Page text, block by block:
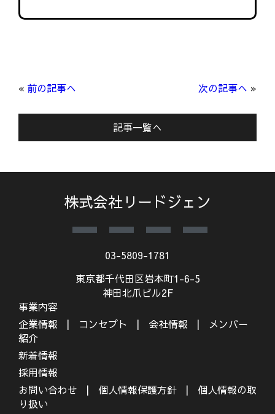
« 前の記事へ 次の記事へ »
記事一覧へ
株式会社リードジェン
03-5809-1781
東京都千代田区岩本町1-6-5
神田北爪ビル2F
事業内容
企業情報
コンセプト 会社情報
メンバー
紹介
新着情報
採用情報
お問い合わせ
個人情報保護方針
個人情報の取
り扱い